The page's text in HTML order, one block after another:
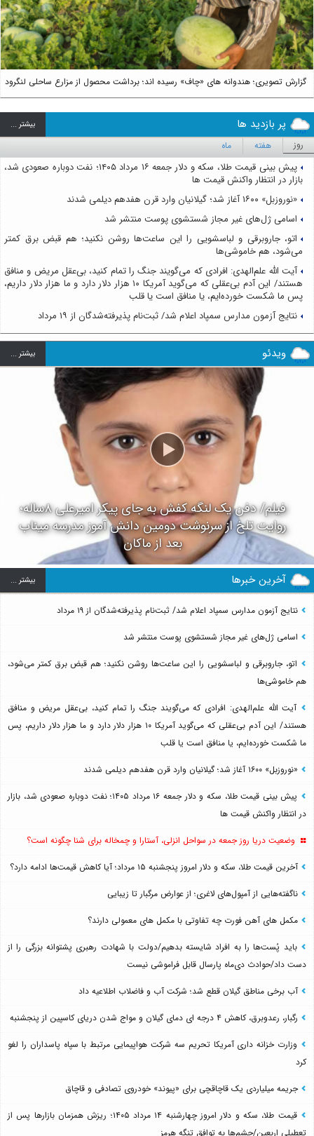
گزارش تصویری؛ هندوانه های «چاف» رسیده اند؛ برداشت محصول از مزارع ساحلی لنگرود
پر بازدید ها بيشتر ...
روز هفته ماه
پیش بینی قیمت طلا، سکه و دلار جمعه ۱۶ مرداد ۱۴۰۵؛ نفت دوباره صعودی شد،
بازار در انتظار واکنش قیمت ها
«نوروزبل» ۱۶۰۰ آغاز شد؛ گیلانیان وارد قرن هفدهم دیلمی شدند
اسامی ژل‌های غیر مجاز شستشوی پوست منتشر شد
اتو، جاروبرقی و لباسشویی را این ساعت‌ها روشن نکنید؛ هم قبض برق کمتر
می‌شود، هم خاموشی‌ها
آیت الله علم‌الهدی: افرادی که می‌گویند جنگ را تمام کنید، بی‌عقل مریض و منافق
هستند/ این آدم بی‌عقلی که می‌گوید آمریکا ۱۰ هزار دلار دارد و ما هزار دلار داریم،
پس ما شکست خورده‌ایم، یا منافق است یا قلب
نتایج آزمون مدارس سمپاد اعلام شد/ ثبت‌نام پذیرفته‌شدگان از ۱۹ مرداد
ویدئو بيشتر ...
فیلم/ دفن یک لنگه کفش به جای پیکر امیرعلی ۸ساله؛
روایت تلخ از سرنوشت دومین دانش آموز مدرسه میناب
بعد از ماکان
آخرین خبرها بيشتر ...
نتایج آزمون مدارس سمپاد اعلام شد/ ثبت‌نام پذیرفته‌شدگان از ۱۹ مرداد
اسامی ژل‌های غیر مجاز شستشوی پوست منتشر شد
اتو، جاروبرقی و لباسشویی را این ساعت‌ها روشن نکنید؛ هم قبض برق کمتر می‌شود،
هم خاموشی‌ها
آیت الله علم‌الهدی: افرادی که می‌گویند جنگ را تمام کنید، بی‌عقل مریض و منافق
هستند/ این آدم بی‌عقلی که می‌گوید آمریکا ۱۰ هزار دلار دارد و ما هزار دلار داریم، پس
ما شکست خورده‌ایم، یا منافق است یا قلب
«نوروزبل» ۱۶۰۰ آغاز شد؛ گیلانیان وارد قرن هفدهم دیلمی شدند
پیش بینی قیمت طلا، سکه و دلار جمعه ۱۶ مرداد ۱۴۰۵؛ نفت دوباره صعودی شد، بازار
در انتظار واکنش قیمت ها
وضعیت دریا روز جمعه در سواحل انزلی، آستارا و چمخاله برای شنا چگونه است؟
آخرین قیمت طلا، سکه و دلار امروز پنجشنبه ۱۵ مرداد؛ آیا کاهش قیمت‌ها ادامه دارد؟
ناگفته‌هایی از آمپول‌های لاغری؛ از عوارض مرگبار تا زیبایی
مکمل های آهن فورت چه تفاوتی با مکمل های معمولی دارند؟
باید پُست‌ها را به افراد شایسته بدهیم/دولت با شهادت رهبری پشتوانه بزرگی را از
دست داد/حوادث دی‌ماه پارسال قابل فراموشی نیست
آب برخی مناطق گیلان قطع شد؛ شرکت آب و فاضلاب اطلاعیه داد
رگبار، رعدوبرق، کاهش ۴ درجه ای دمای گیلان و مواج شدن دریای کاسپین از پنجشنبه
وزارت خزانه داری آمریکا تحریم سه شرکت هواپیمایی مرتبط با سپاه پاسداران را لغو
کرد
جریمه میلیاردی یک قاچاقچی برای «پیوند» خودروی تصادفی و قاچاق
قیمت طلا، سکه و دلار امروز چهارشنبه ۱۴ مرداد ۱۴۰۵؛ ریزش همزمان بازارها پس از
تعطیلی اربعین/چشم‌ها به توافق تنگه هرمز